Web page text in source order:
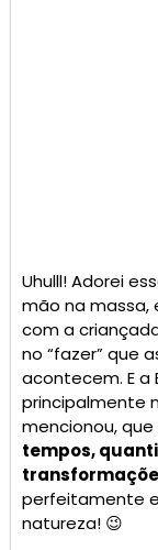
Uhulll! Adorei
mão na massa,
com a
no “fazer” que
acontecem. E a
principalmente
mencionou,
tempos,
perfeitamente
natureza! 😉